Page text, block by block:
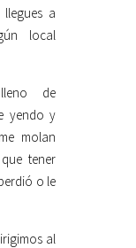
a
local
de
yendo y
molan
tener
o le
al